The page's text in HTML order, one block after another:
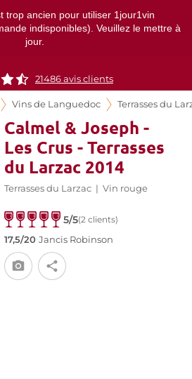
trop ancien pour utiliser 1jour1vin
indisponibles). Veuillez le mettre à
jour.
21486 avis clients
Vins de Languedoc Terrasses du
Calmel & Joseph -
Les Crus - Terrasses
du Larzac 2014
Terrasses du Larzac | Vin rouge
5/5(2 clients)
17,5/20 Jancis Robinson